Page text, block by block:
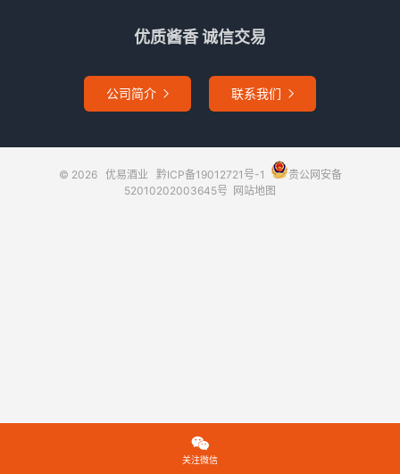
优质酱香 诚信交易
公司简介  联系我们 
© 2026 优易酒业 黔ICP备19012721号-1
贵公网安备
52010202003645号 网站地图

关注微信